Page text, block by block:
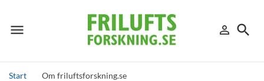
menu
Meny person_outline
Logga in
search
Sök
Start Om friluftsforskning.se